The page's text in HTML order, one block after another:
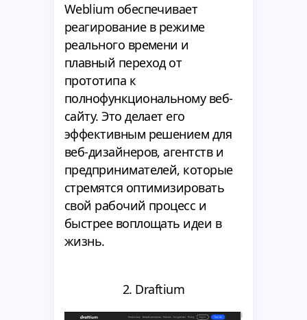
Weblium обеспечивает
реагирование в режиме
реального времени и
плавный переход от
прототипа к
полнофункциональному веб-
сайту. Это делает его
эффективным решением для
веб-дизайнеров, агентств и
предпринимателей, которые
стремятся оптимизировать
свой рабочий процесс и
быстрее воплощать идеи в
жизнь.
2. Draftium